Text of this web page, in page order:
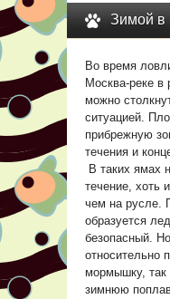
Зимой в
Во время
Москва-реке в
можно
ситуацией.
прибрежную
течения и
В таких ямах
течение, хоть
чем на русле.
образуется
безопасный.
относительно
мормышку, так
зимнюю